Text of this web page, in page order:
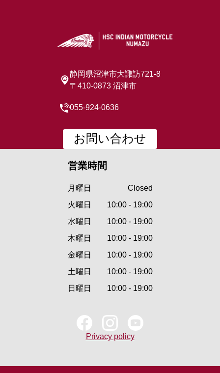
静岡県沼津市大諏訪721-8
〒410-0873 沼津市
055-924-0636
お問い合わせ
営業時間
月曜日
Closed
火曜日
10:00 - 19:00
水曜日
10:00 - 19:00
木曜日
10:00 - 19:00
金曜日
10:00 - 19:00
土曜日
10:00 - 19:00
日曜日
10:00 - 19:00
Privacy policy